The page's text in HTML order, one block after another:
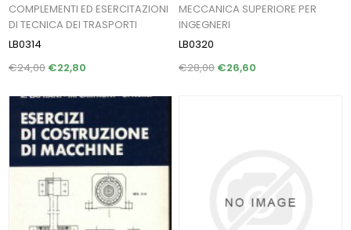
COMPLEMENTI ED ESERCITAZIONI
DI TECNICA DEI TRASPORTI
LB0314
€24,00 €22,80
MECCANICA SUPERIORE PER
INGEGNERI
LB0320
€28,00€26,60